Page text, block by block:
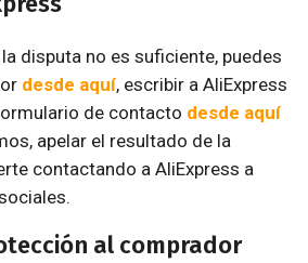
disputa no es suficiente, puedes
desde aquí, escribir a AliExpress
de contacto desde aquí
apelar el resultado de la
contactando a AliExpress a
al comprador